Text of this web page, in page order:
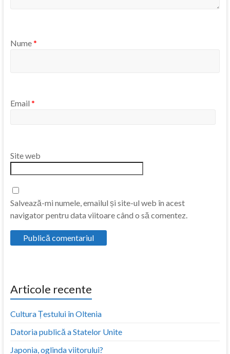
Nume*
Email *
Site web
Salvează-mi numele, emailul și site-ul web în acest
navigator pentru data viitoare când o să comentez.
Articole recente
Cultura Țestului în Oltenia
Datoria publică a Statelor Unite
Japonia, oglinda viitorului?